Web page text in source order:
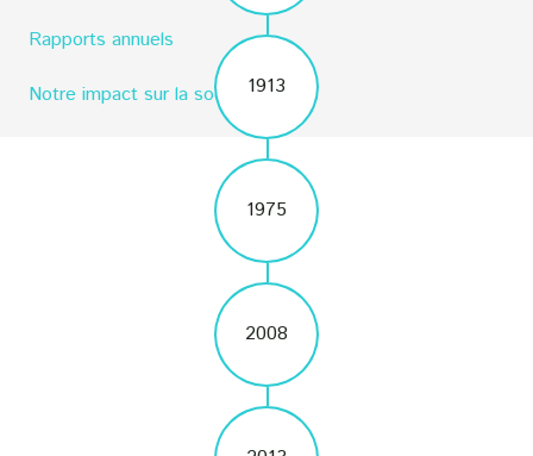
Rapports annuels
Notre impact sur la société1913
1975
2008